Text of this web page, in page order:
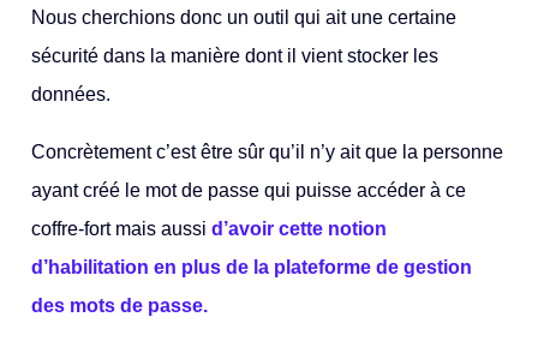
Nous cherchions donc un outil qui ait une certaine
sécurité dans la manière dont il vient stocker les
données.
Concrètement c’est être sûr qu’il n’y ait que la personne
ayant créé le mot de passe qui puisse accéder à ce
coffre-fort mais aussi d’avoir cette notion
d’habilitation en plus de la plateforme de gestion
des mots de passe.